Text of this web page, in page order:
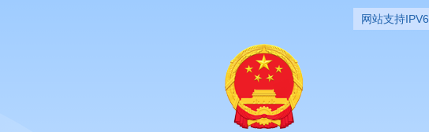
网站支持IPV6